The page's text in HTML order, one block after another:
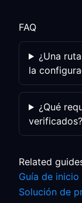
FAQ
¿Una
la
¿Qué
verificados?
Related
Guía de inicio
Solución de